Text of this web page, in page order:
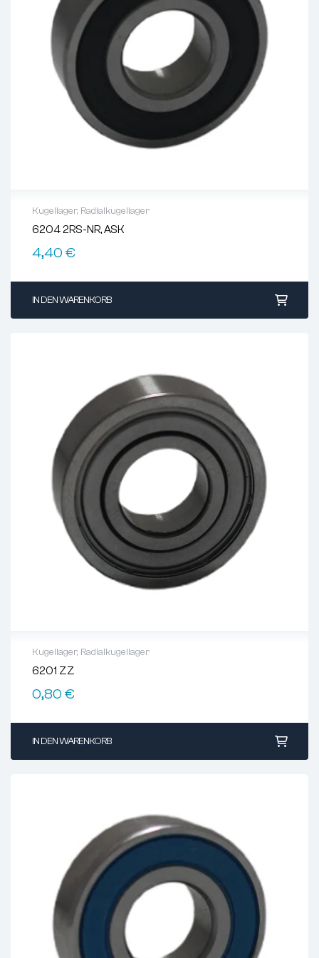
Kugellager, Radialkugellager
6204 2RS-NR, ASK
4,40 €
IN DEN WARENKORB
Kugellager, Radialkugellager
6201 ZZ
0,80 €
IN DEN WARENKORB